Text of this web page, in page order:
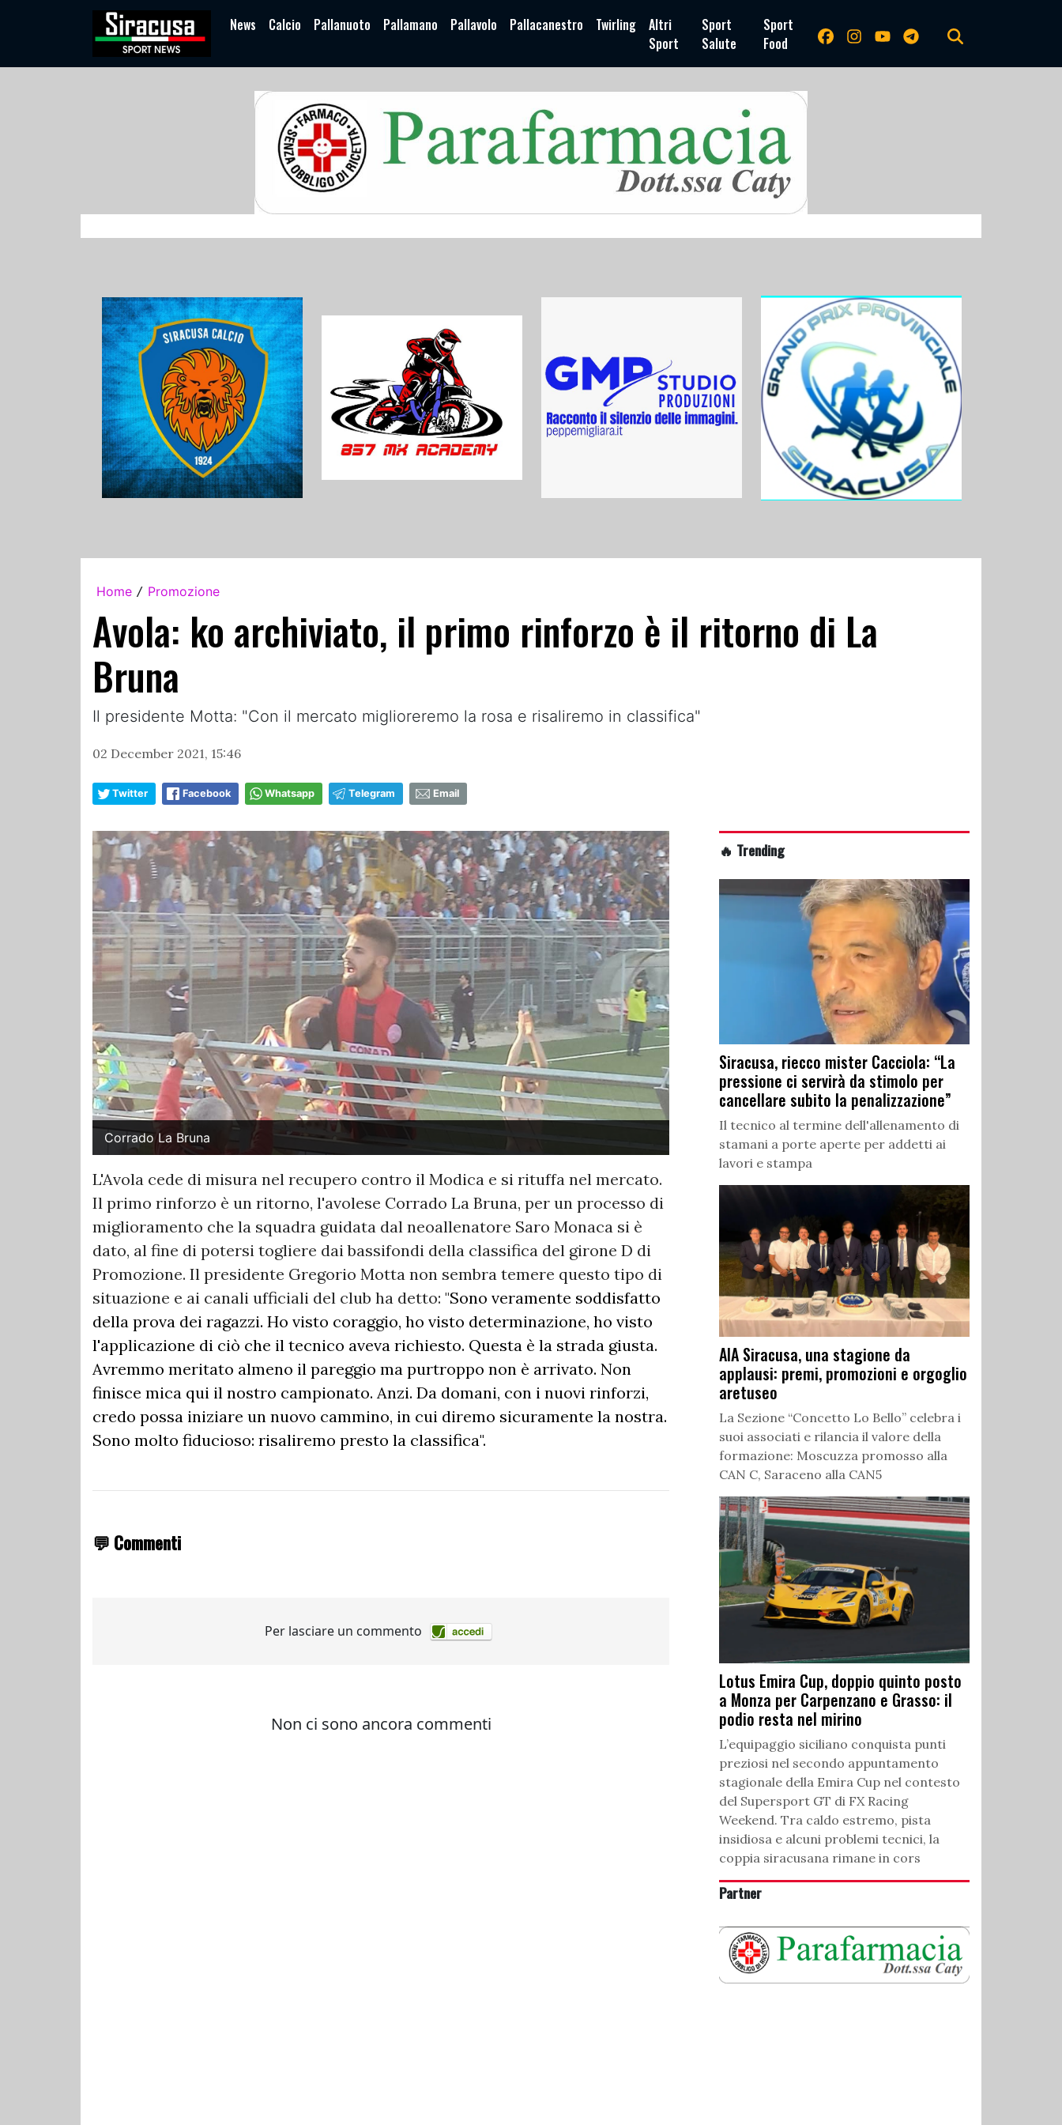
News Calcio Pallanuoto Pallamano Pallavolo Pallacanestro Twirling
Altri
Sport
Sport
Salute
Sport
Food
Home / Promozione
Avola: ko archiviato, il primo rinforzo è il ritorno di La
Bruna
Il presidente Motta: "Con il mercato miglioreremo la rosa e risaliremo in classifica"
02 December 2021, 15:46
Twitter Facebook Whatsapp Telegram Email
Corrado La Bruna
L'Avola cede di misura nel recupero contro il Modica e si rituffa nel mercato.
Il primo rinforzo è un ritorno, l'avolese Corrado La Bruna, per un processo di
miglioramento che la squadra guidata dal neoallenatore Saro Monaca si è
dato, al fine di potersi togliere dai bassifondi della classifica del girone D di
Promozione. Il presidente Gregorio Motta non sembra temere questo tipo di
situazione e ai canali ufficiali del club ha detto: "Sono veramente soddisfatto
della prova dei ragazzi. Ho visto coraggio, ho visto determinazione, ho visto
l'applicazione di ciò che il tecnico aveva richiesto. Questa è la strada giusta.
Avremmo meritato almeno il pareggio ma purtroppo non è arrivato. Non
finisce mica qui il nostro campionato. Anzi. Da domani, con i nuovi rinforzi,
credo possa iniziare un nuovo cammino, in cui diremo sicuramente la nostra.
Sono molto fiducioso: risaliremo presto la classifica".
💬 Commenti
🔥 Trending
Siracusa, riecco mister Cacciola: “La
pressione ci servirà da stimolo per
cancellare subito la penalizzazione”
Il tecnico al termine dell'allenamento di
stamani a porte aperte per addetti ai
lavori e stampa
AIA Siracusa, una stagione da
applausi: premi, promozioni e orgoglio
aretuseo
La Sezione “Concetto Lo Bello” celebra i
suoi associati e rilancia il valore della
formazione: Moscuzza promosso alla
CAN C, Saraceno alla CAN5
Lotus Emira Cup, doppio quinto posto
a Monza per Carpenzano e Grasso: il
podio resta nel mirino
L’equipaggio siciliano conquista punti
preziosi nel secondo appuntamento
stagionale della Emira Cup nel contesto
del Supersport GT di FX Racing
Weekend. Tra caldo estremo, pista
insidiosa e alcuni problemi tecnici, la
coppia siracusana rimane in cors
Partner